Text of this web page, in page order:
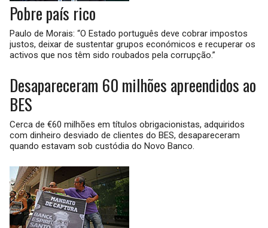
Pobre país rico
Paulo de Morais: “O Estado português deve cobrar impostos
justos, deixar de sustentar grupos económicos e recuperar os
activos que nos têm sido roubados pela corrupção.”
Desapareceram 60 milhões apreendidos ao
BES
Cerca de €60 milhões em títulos obrigacionistas, adquiridos
com dinheiro desviado de clientes do BES, desapareceram
quando estavam sob custódia do Novo Banco.